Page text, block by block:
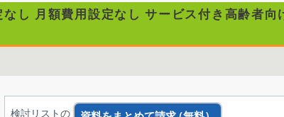
なし 月額費用設定なし サービス付き高齢者向
検討リストの